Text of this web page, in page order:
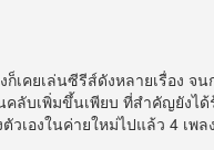
เคยเล่นซีรีส์ดังหลายเรื่อง จน
บเพิ่มขึ้นเพียบ ที่สำคัญยังไ
วเองในค่ายใหม่ไปแล้ว 4 เพ